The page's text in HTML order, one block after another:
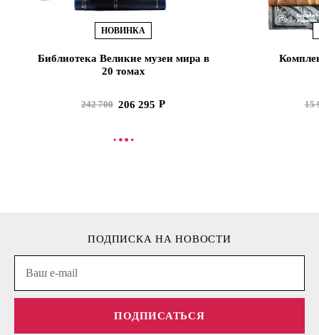
НОВИНКА
Библиотека Великие музеи мира в
20 томах
242 700 206 295
В КОРЗИНУ
15
ПОДПИСКА НА НОВОСТИ
ПОДПИСАТЬСЯ